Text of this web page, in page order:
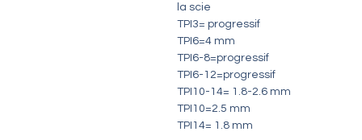
la scie
TPI3= progressif
TPI6=4 mm
TPI6-8=progressif
TPI6-12=progressif
TPI10-14= 1.8-2.6 mm
TPI10=2.5 mm
TPI14= 1.8 mm